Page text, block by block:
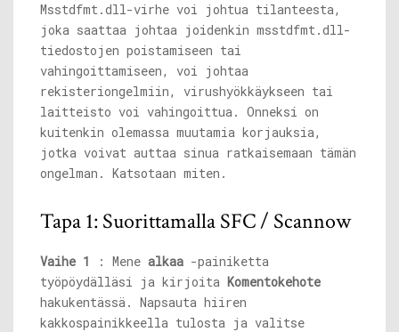
Msstdfmt.dll-virhe voi johtua tilanteesta,
joka saattaa johtaa joidenkin msstdfmt.dll-
tiedostojen poistamiseen tai
vahingoittamiseen, voi johtaa
rekisteriongelmiin, virushyökkäykseen tai
laitteisto voi vahingoittua. Onneksi on
kuitenkin olemassa muutamia korjauksia,
jotka voivat auttaa sinua ratkaisemaan tämän
ongelman. Katsotaan miten.
Tapa 1: Suorittamalla SFC / Scannow
Vaihe 1 : Mene alkaa -painiketta
työpöydälläsi ja kirjoita Komentokehote
hakukentässä. Napsauta hiiren
kakkospainikkeella tulosta ja valitse